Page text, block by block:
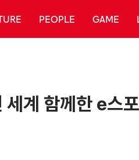
PEOPLE GAME
계 함께한 e스